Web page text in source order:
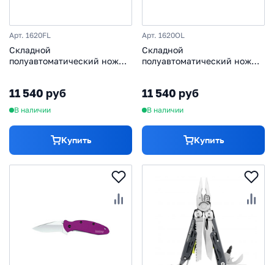
Арт. 1620FL
Складной
полуавтоматический нож
11 540 руб
В наличии
Купить
Арт. 1620OL
Складной
полуавтоматический нож
11 540 руб
В наличии
Купить